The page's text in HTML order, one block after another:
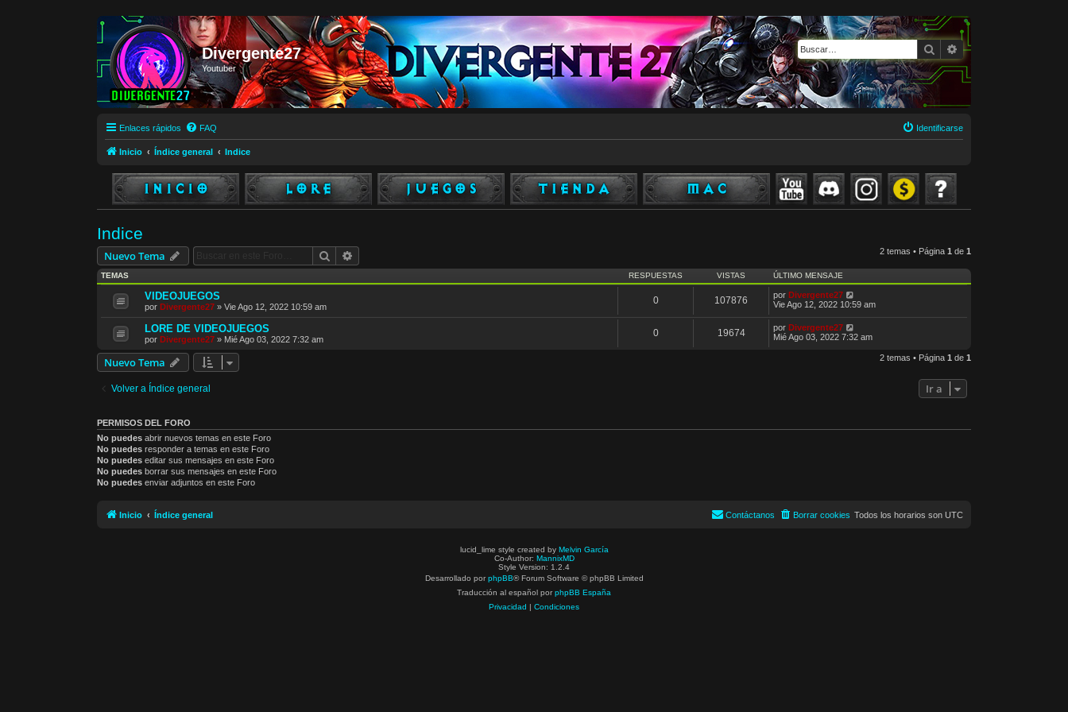
Divergente27
Youtuber
BuscarBúsqueda avanzada
Enlaces rápidos FAQ Identificarse
Inicio Índice general Indice
Indice
Nuevo Tema Buscar 2 temas • Página 1 de 1
TEMAS RESPUESTAS VISTAS ÚLTIMO MENSAJE
VIDEOJUEGOS
por Divergente27 » Vie Ago 12, 2022 10:59 am
0 107876 por Divergente27
Vie Ago 12, 2022 10:59 am
LORE DE VIDEOJUEGOS
por Divergente27 » Mié Ago 03, 2022 7:32 am
0 19674 por Divergente27
Mié Ago 03, 2022 7:32 am
Nuevo Tema 2 temas • Página 1 de 1
Volver a Índice general Ir a
PERMISOS DEL FORO
No puedes abrir nuevos temas en este Foro
No puedes responder a temas en este Foro
No puedes editar sus mensajes en este Foro
No puedes borrar sus mensajes en este Foro
No puedes enviar adjuntos en este Foro
Inicio Índice general Todos los horarios son UTC
Borrar cookies
Contáctanos
lucid_lime style created by Melvin García
Co-Author: MannixMD
Style Version: 1.2.4
Desarrollado por phpBB® Forum Software © phpBB Limited
Traducción al español por phpBB España
Privacidad
Condiciones